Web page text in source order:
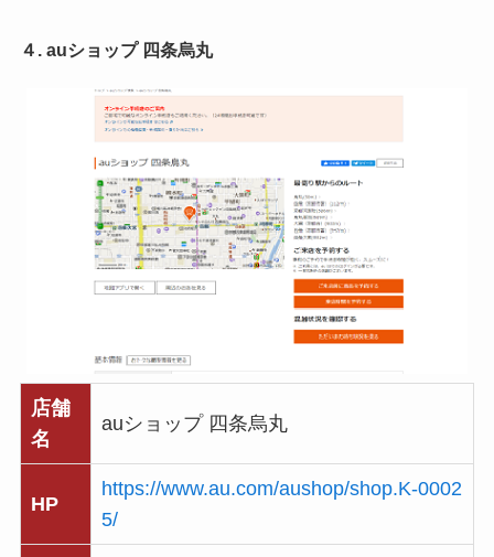
４. auショップ 四条烏丸
店舗
名
auショップ 四条烏丸
HP
https://www.au.com/aushop/shop.K-0002
5/